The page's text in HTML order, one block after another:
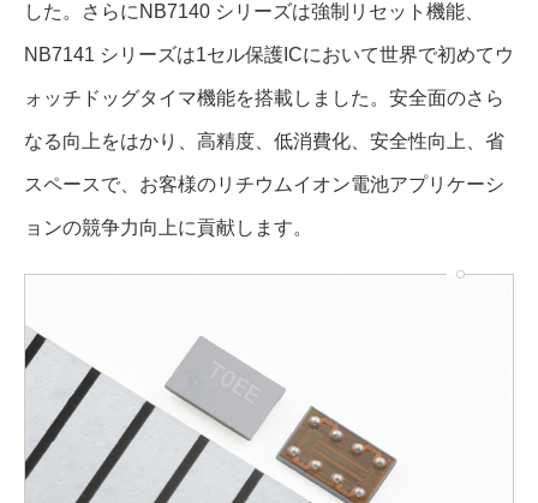
した。さらにNB7140 シリーズは強制リセット機能、
NB7141 シリーズは1セル保護ICにおいて世界で初めてウ
ォッチドッグタイマ機能を搭載しました。安全面のさら
なる向上をはかり、高精度、低消費化、安全性向上、省
スペースで、お客様のリチウムイオン電池アプリケーシ
ョンの競争力向上に貢献します。